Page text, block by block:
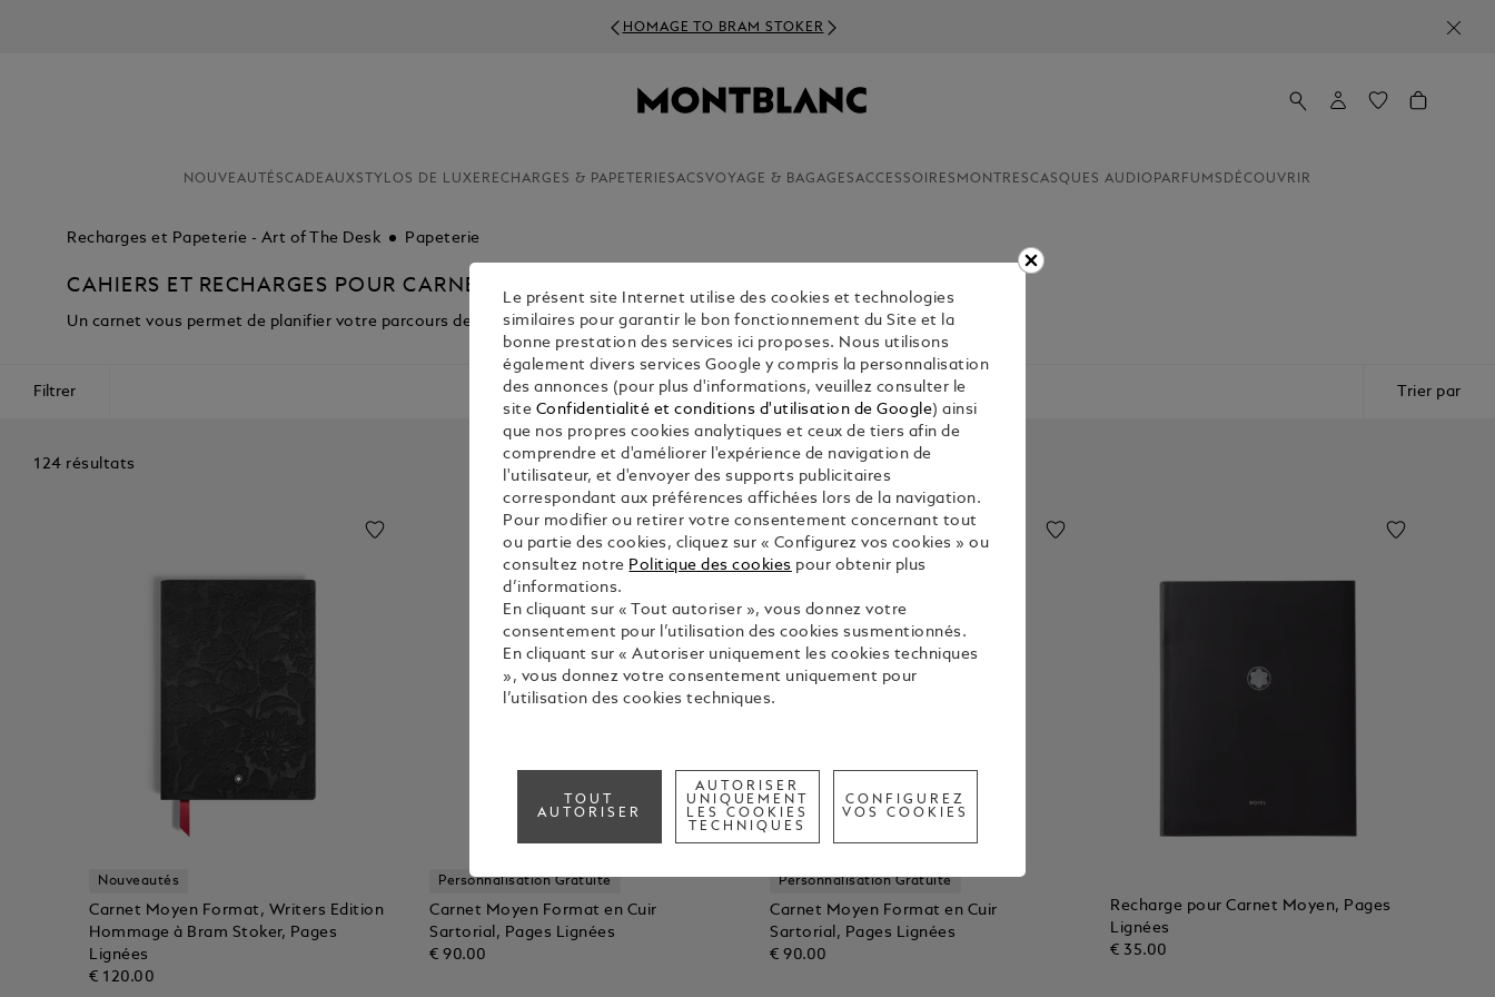
HOMAGE TO BRAM STOKER
NOUVEAUTÉSCADEAUXSTYLOS DE LUXE RECHARGES & PAPETERIESACSVOYAGE & BAGAGESACCESSOIRES MONTRESCASQUES AUDIO PARFUMS DÉCOUVRIR
Recharges et Papeterie - Art of The Desk Papeterie
CAHIERS ET RECHARGES POUR CARNETS
Un carnet vous permet de planifier votre parcours de vie. Il reflète à la fois votre sens des affaires et votre goût de l’aventure.
Filtrer Trier par
124 résultats
Nouveautés
Carnet Moyen Format, Writers Edition
Hommage à Bram Stoker, Pages
Lignées
€ 120.00
Personnalisation Gratuite
Carnet Moyen Format en Cuir
Sartorial, Pages Lignées
€ 90.00
Personnalisation Gratuite
Carnet Moyen Format en Cuir
Sartorial, Pages Lignées
€ 90.00
Recharge pour Carnet Moyen, Pages
Lignées
€ 35.00
Le présent site Internet utilise des cookies et technologies
similaires pour garantir le bon fonctionnement du Site et la
bonne prestation des services ici proposes. Nous utilisons
également divers services Google y compris la personnalisation
des annonces (pour plus d'informations, veuillez consulter le
site Confidentialité et conditions d'utilisation de Google) ainsi
que nos propres cookies analytiques et ceux de tiers afin de
comprendre et d'améliorer l'expérience de navigation de
l'utilisateur, et d'envoyer des supports publicitaires
correspondant aux préférences affichées lors de la navigation.
Pour modifier ou retirer votre consentement concernant tout
ou partie des cookies, cliquez sur « Configurez vos cookies » ou
consultez notre Politique des cookies pour obtenir plus
d’informations.
En cliquant sur « Tout autoriser », vous donnez votre
consentement pour l’utilisation des cookies susmentionnés.
En cliquant sur « Autoriser uniquement les cookies techniques
», vous donnez votre consentement uniquement pour
l’utilisation des cookies techniques.
TOUT
AUTORISER
AUTORISER
UNIQUEMENT
LES COOKIES
TECHNIQUES
CONFIGUREZ
VOS COOKIES